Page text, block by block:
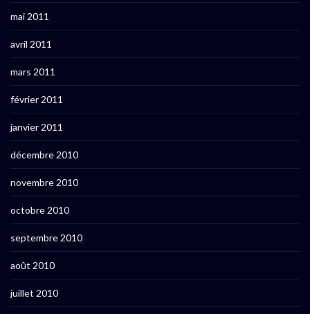
mai 2011
avril 2011
mars 2011
février 2011
janvier 2011
décembre 2010
novembre 2010
octobre 2010
septembre 2010
août 2010
juillet 2010